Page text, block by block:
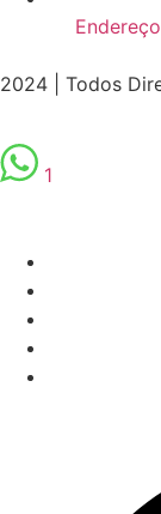
2024 | Todos
1